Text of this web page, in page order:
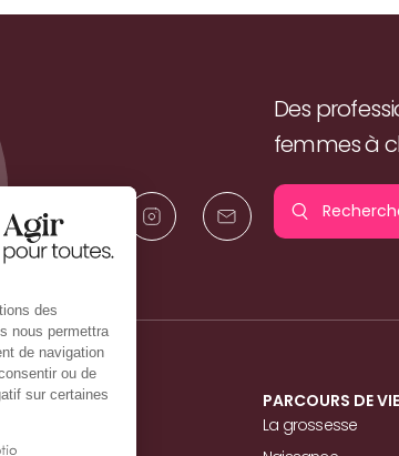
Des
femmes à
praticien.ne
PARCOURS DE VIE
La grossesse